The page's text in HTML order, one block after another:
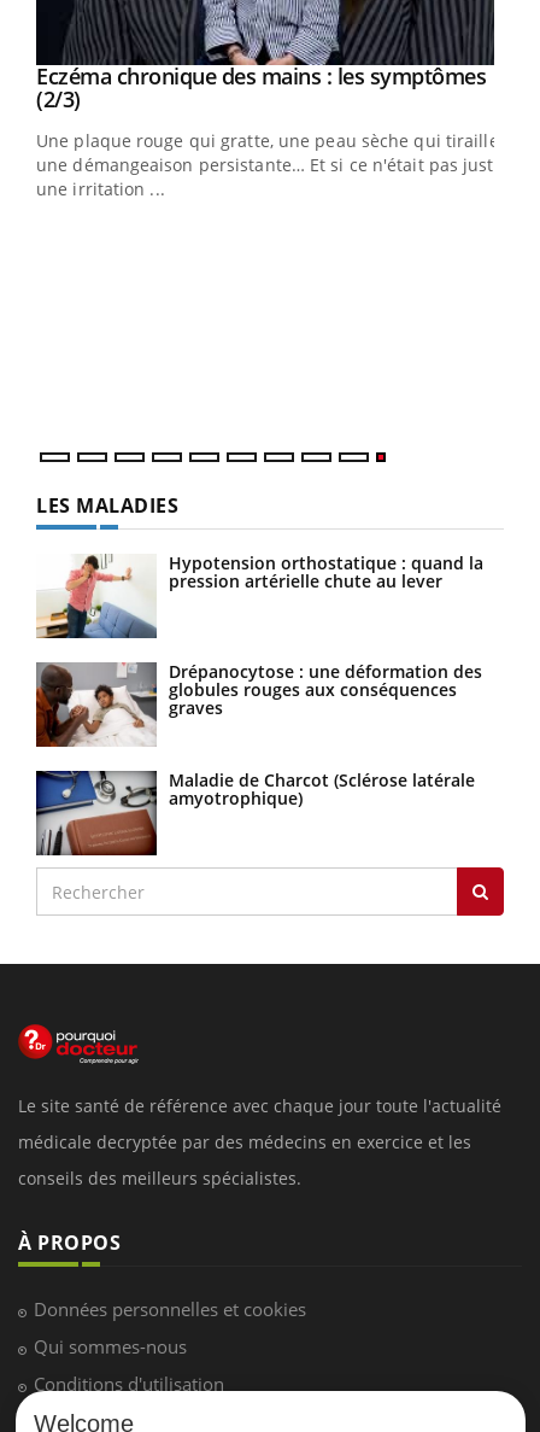
Youtube
Eczéma chronique des mains : les symptômes
(2/3)Youtube
Une plaque rouge qui gratte, une peau sèche qui tiraille,
une démangeaison persistante… Et si ce n'était pas juste
une irritation ...
LES MALADIES
Hypotension orthostatique : quand la
pression artérielle chute au lever
Drépanocytose : une déformation des
globules rouges aux conséquences
graves
Maladie de Charcot (Sclérose latérale
amyotrophique)
Le site santé de référence avec chaque jour toute l'actualité
médicale decryptée par des médecins en exercice et les
conseils des meilleurs spécialistes.
À PROPOS
Données personnelles et cookies
Qui sommes-nous
Conditions d'utilisation
Plan du site
Welcome